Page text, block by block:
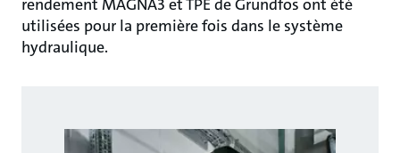
rendement MAGNA3 et TPE de Grundfos ont été
utilisées pour la première fois dans le système
hydraulique.